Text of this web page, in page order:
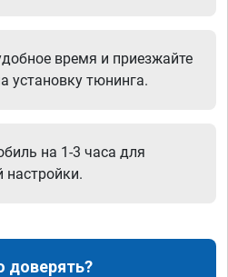
время и приезжайте
установку тюнинга.
на 1-3 часа для
настройки.